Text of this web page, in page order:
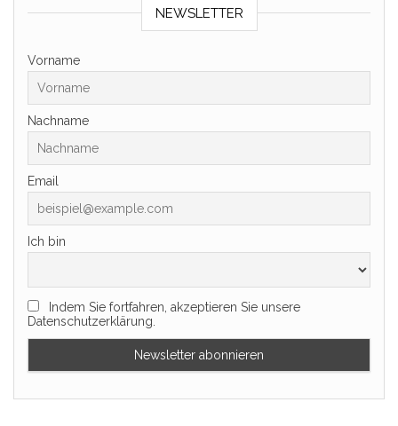
NEWSLETTER
Vorname
Nachname
Email
Ich bin
Indem Sie fortfahren, akzeptieren Sie unsere
Datenschutzerklärung.